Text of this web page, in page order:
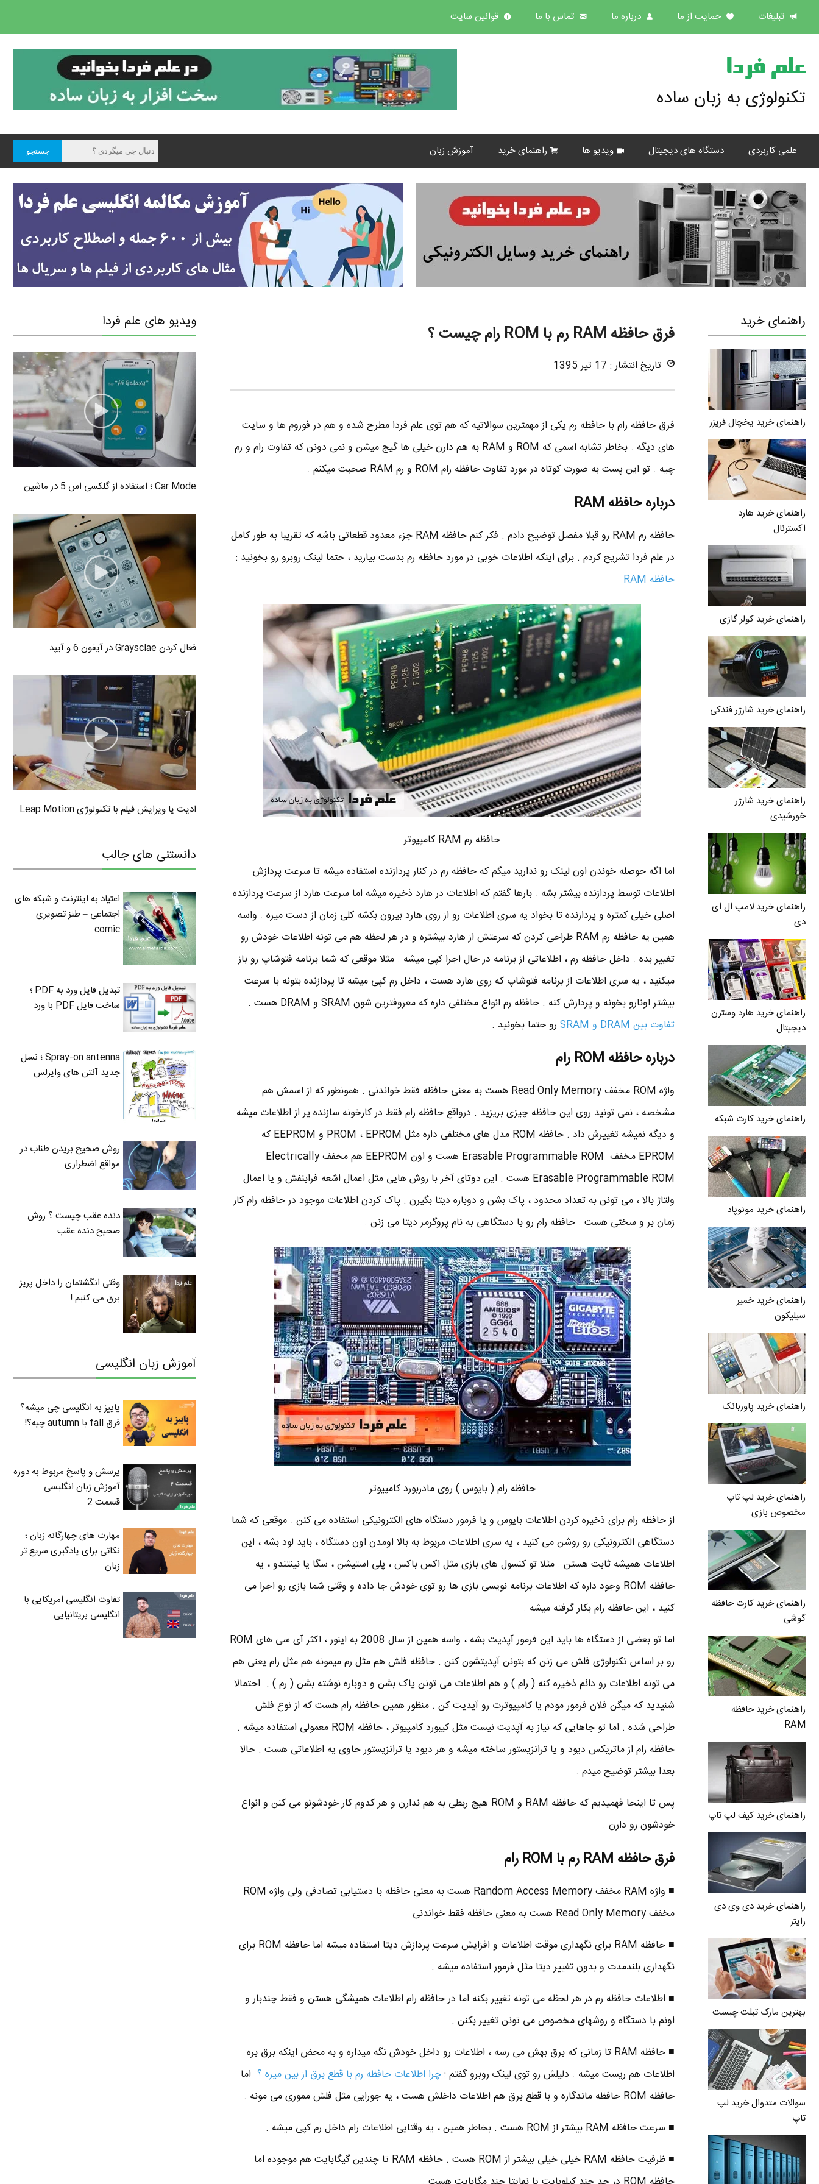
تبلیغات حمایت از ما درباره ما تماس با ما قوانین سایت
علم فردا
تکنولوژی به زبان ساده
علمی کاربردی دستگاه های دیجیتال ویدیو ها راهنمای خرید آموزش زبان
راهنمای خرید
راهنمای خرید یخچال فریزر
راهنمای خرید هارد
اکسترنال
راهنمای خرید کولر گازی
راهنمای خرید شارژر فندکی
راهنمای خرید شارژر
خورشیدی
راهنمای خرید لامپ ال ای
دی
راهنمای خرید هارد وسترن
دیجیتال
راهنمای خرید کارت شبکه
راهنمای خرید مونوپاد
راهنمای خرید خمیر
سیلیکون
راهنمای خرید پاوربانک
راهنمای خرید لپ تاپ
مخصوص بازی
راهنمای خرید کارت حافظه
گوشی
راهنمای خرید حافظه
RAM
راهنمای خرید کیف لپ تاپ
راهنمای خرید دی وی دی
رایتر
بهترین مارک تبلت چیست
سوالات متدوال خرید لپ
تاپ
فرق حافظه RAM رم با ROM رام چیست ؟
تاریخ انتشار : 17 تیر 1395
فرق حافظه رام با حافظه رم یکی از مهمترین سوالاتیه که هم توی علم فردا مطرح شده و هم در فوروم ها و سایت
های دیگه . بخاطر تشابه اسمی که ROM و RAM به هم دارن خیلی ها گیج میشن و نمی دونن که تفاوت رام و رم
چیه . تو این پست به صورت کوتاه در مورد تفاوت حافظه رام ROM و رم RAM صحبت میکنم .
درباره حافظه RAM
حافظه رم RAM رو قبلا مفصل توضیح دادم . فکر کنم حافظه RAM جزء معدود قطعاتی باشه که تقریبا به طور کامل
در علم فردا تشریح کردم . برای اینکه اطلاعات خوبی در مورد حافظه رم بدست بیارید ، حتما لینک روبرو رو بخونید :
حافظه RAM
حافظه رم RAM کامپیوتر
اما اگه حوصله خوندن اون لینک رو ندارید میگم که حافظه رم در کنار پردازنده استفاده میشه تا سرعت پردازش
اطلاعات توسط پردازنده بیشتر بشه . بارها گفتم که اطلاعات در هارد ذخیره میشه اما سرعت هارد از سرعت پردازنده
اصلی خیلی کمتره و پردازنده تا بخواد یه سری اطلاعات رو از روی هارد بیرون بکشه کلی زمان از دست میره . واسه
همین یه حافظه رم RAM طراحی کردن که سرعتش از هارد بیشتره و در هر لحظه هم می تونه اطلاعات خودش رو
تغییر بده . داخل حافظه رم ، اطلاعاتی از برنامه در حال اجرا کپی میشه . مثلا موقعی که شما برنامه فتوشاپ رو باز
میکنید ، یه سری اطلاعات از برنامه فتوشاپ که روی هارد هست ، داخل رم کپی میشه تا پردازنده بتونه با سرعت
بیشتر اونارو بخونه و پردازش کنه . حافظه رم انواع مختلفی داره که معروفترین شون SRAM و DRAM هست .
تفاوت بین DRAM و SRAM
رو حتما بخونید .
درباره حافظه ROM رام
واژه ROM مخفف Read Only Memory هست به معنی حافظه فقط خواندنی . همونطور که از اسمش هم
مشخصه ، نمی تونید روی این حافظه چیزی بریزید . درواقع حافظه رام فقط در کارخونه سازنده پر از اطلاعات میشه
و دیگه نمیشه تغییرش داد . حافظه ROM مدل های مختلفی داره مثل PROM ، EPROM و EEPROM که
EPROM مخفف Erasable Programmable ROM هست و اون EEPROM هم مخفف Electrically
Erasable Programmable ROM هست . این دوتای آخر با روش هایی مثل اعمال اشعه فرابنفش و یا اعمال
ولتاژ بالا ، می تونن به تعداد محدود ، پاک بشن و دوباره دیتا بگیرن . پاک کردن اطلاعات موجود در حافظه رام کار
زمان بر و سختی هست . حافظه رام رو با دستگاهی به نام پروگرمر دیتا می زنن .
حافظه رام ( بایوس ) روی مادربورد کامپیوتر
از حافظه رام برای ذخیره کردن اطلاعات بایوس و یا فرمور دستگاه های الکترونیکی استفاده می کنن . موقعی که شما
دستگاهی الکترونیکی رو روشن می کنید ، یه سری اطلاعات مربوط به بالا اومدن اون دستگاه ، باید لود بشه ، این
اطلاعات همیشه ثابت هستن . مثلا تو کنسول های بازی مثل اکس باکس ، پلی استیشن ، سگا یا نینتندو ، یه
حافظه ROM وجود داره که اطلاعات برنامه نویسی بازی ها رو توی خودش جا داده و وقتی شما بازی رو اجرا می
کنید ، این حافظه رام بکار گرفته میشه .
اما تو بعضی از دستگاه ها باید این فرمور آپدیت بشه ، واسه همین از سال 2008 به اینور ، اکثر آی سی های ROM
رو بر اساس تکنولوژی فلش می زنن که بتونن آپدیتشون کنن . حافظه فلش هم مثل رم میمونه هم مثل رام یعنی هم
می تونه اطلاعات رو دائم ذخیره کنه ( رام ) و هم اطلاعات می تونن پاک بشن و دوباره نوشته بشن ( رم ) . احتمالا
شنیدید که میگن فلان فرمور مودم یا کامپیوترت رو آپدیت کن . منظور همین حافظه رام هست که از نوع فلش
طراحی شده . اما تو جاهایی که نیاز به آپدیت نیست مثل کیبورد کامپیوتر ، حافظه ROM معمولی استفاده میشه .
حافظه رام از ماتریکس دیود و یا ترانزیستور ساخته میشه و هر دیود یا ترانزیستور حاوی یه اطلاعاتی هست . حالا
بعدا بیشتر توضیح میدم .
پس تا اینجا فهمیدیم که حافظه RAM و ROM هیچ ربطی به هم ندارن و هر کدوم کار خودشونو می کنن و انواع
خودشون رو دارن .
فرق حافظه RAM رم با ROM رام
■ واژه RAM مخفف Random Access Memory هست به معنی حافظه با دستیابی تصادفی ولی واژه ROM
مخفف Read Only Memory هست به معنی حافظه فقط خواندنی
■ حافظه RAM برای نگهداری موقت اطلاعات و افزایش سرعت پردازش دیتا استفاده میشه اما حافظه ROM برای
نگهداری بلندمدت و بدون تغییر دیتا مثل فرمور استفاده میشه .
■ اطلاعات حافظه رم در هر لحظه می تونه تغییر بکنه اما در حافظه رام اطلاعات همیشگی هستن و فقط چندبار و
اونم با دستگاه و روشهای مخصوص می تونن تغییر بکنن .
■ حافظه RAM تا زمانی که برق بهش می رسه ، اطلاعات رو داخل خودش نگه میداره و به محض اینکه برق بره
اطلاعات هم ریست میشه . دلیلش رو توی لینک روبرو گفتم :چرا اطلاعات حافظه رم با قطع برق از بین میره ؟ اما
حافظه ROM حافظه ماندگاره و با قطع برق هم اطلاعات داخلش هست ، یه جورایی مثل فلش مموری می مونه .
■ سرعت حافظه RAM بیشتر از ROM هست . بخاطر همین ، یه وقتایی اطلاعات رام داخل رم کپی میشه .
■ ظرفیت حافظه RAM خیلی خیلی بیشتر از ROM هست . حافظه RAM تا چندین گیگابایت هم موجوده اما
ویدیو های علم فردا
Car Mode ؛ استفاده از گلکسی اس 5 در ماشین
فعال کردن Graysclae در آیفون 6 و آیپد
ادیت یا ویرایش فیلم با تکنولوژی Leap Motion
دانستنی های جالب
اعتیاد به اینترنت و شبکه های
اجتماعی – طنز تصویری
comic
تبدیل فایل ورد به PDF ؛
ساخت فایل PDF با ورد
Spray-on antenna ؛ نسل
جدید آنتن های وایرلس
روش صحیح بریدن طناب در
مواقع اضطراری
دنده عقب چیست ؟ روش
صحیح دنده عقب
وقتی انگشتمان را داخل پریز
برق می کنیم !
آموزش زبان انگلیسی
پاییز به انگلیسی چی میشه؟
فرق fall با autumn چیه؟!
پرسش و پاسخ مربوط به دوره
آموزش زبان انگلیسی –
قسمت 2
مهارت های چهارگانه زبان ؛
نکاتی برای یادگیری سریع تر
زبان
تفاوت انگلیسی امریکایی با
انگلیسی بریتانیایی